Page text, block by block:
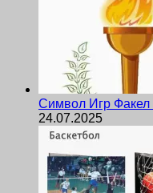
Символ Игр Факел
24.07.2025